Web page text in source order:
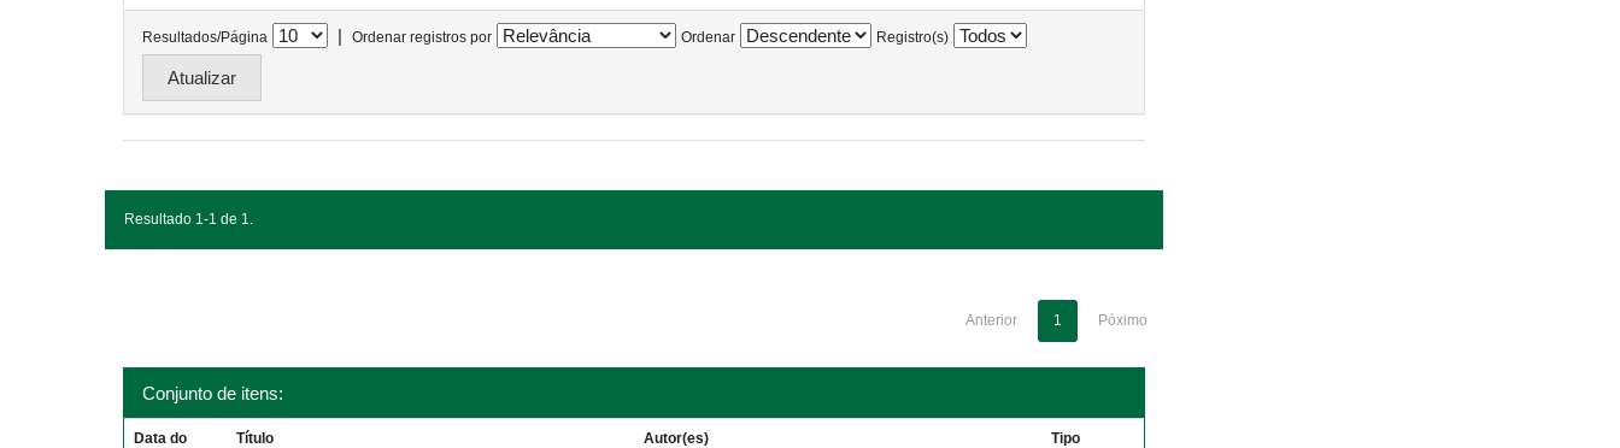
Resultados/Página | Ordenar registros por Ordenar Registro(s)
Resultado 1-1 de 1.
Anterior 1 Póximo
Conjunto de itens:
Data do Título Autor(es) Tipo